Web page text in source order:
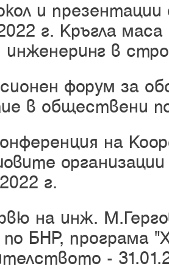
и
г. Кръгла
в
форум за
в обществени
на
г.
на инж.
БНР, програма
-